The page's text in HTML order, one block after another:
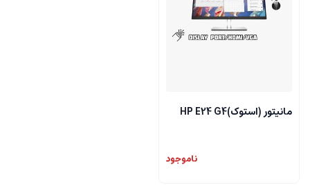
مانیتور (استوک)HP E24 G4
ناموجود